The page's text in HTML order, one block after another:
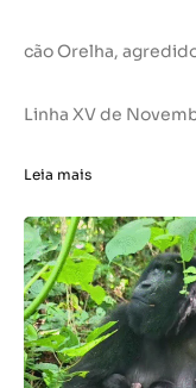
cão Orelha,
Linha XV de
Leia mais